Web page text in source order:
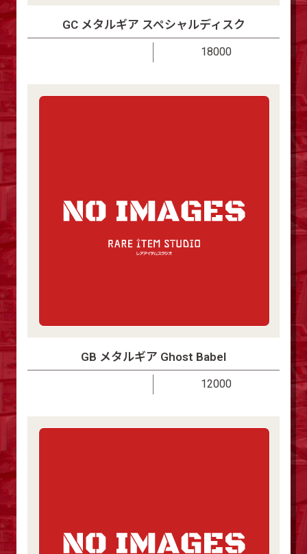
GC メタルギア スペシャルディスク
18000
GB メタルギア Ghost Babel
12000